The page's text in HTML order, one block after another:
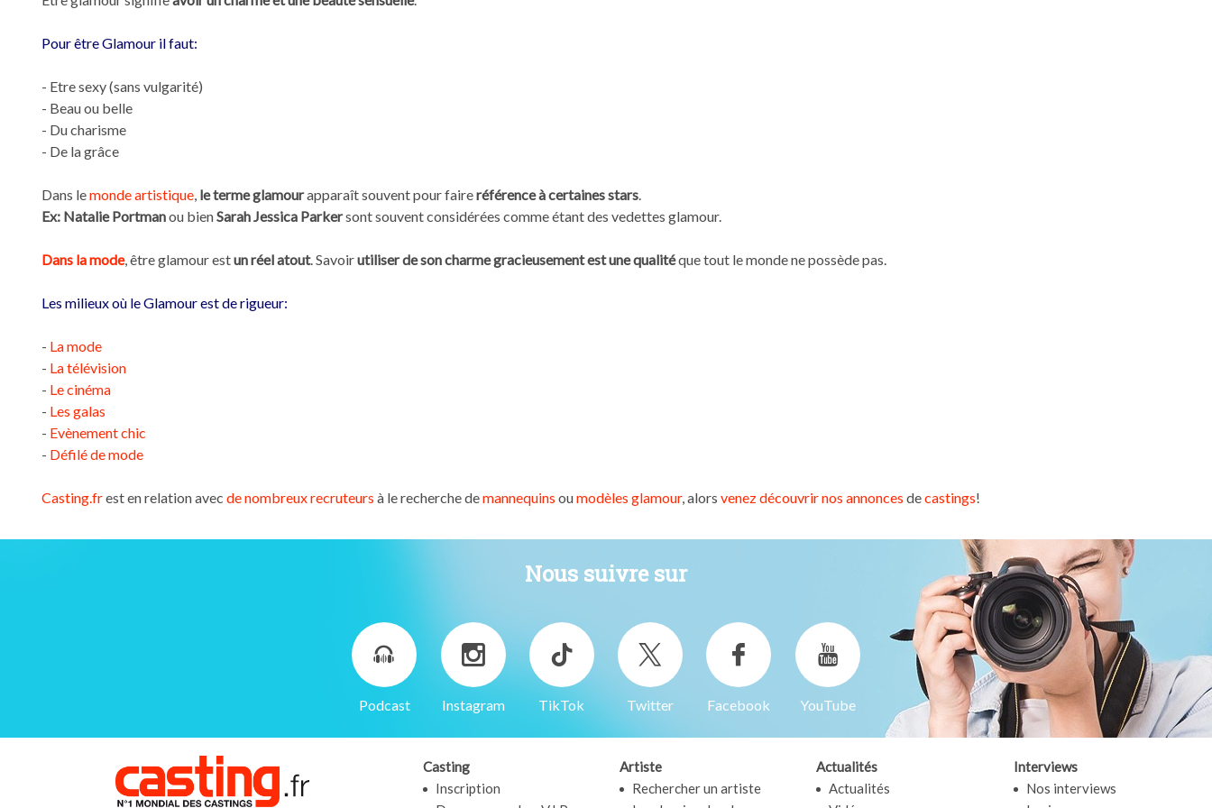
Pour être Glamour il faut:
- Etre sexy (sans vulgarité)
- Beau ou belle
- Du charisme
- De la grâce
Dans lemonde artistique, le terme glamourapparaît souvent pour faireréférence à certaines stars.
Ex: Natalie Portmanou bienSarah Jessica Parkersont souvent considérées comme étant des vedettes glamour.
Dans la mode, être glamour estun réel atout. Savoirutiliser de son charme gracieusement est une qualitéque tout le monde ne possède pas.
Les milieux où le Glamour est de rigueur:
- La mode
- La télévision
- Le cinéma
- Les galas
- Evènement chic
- Défilé de mode
Casting.frest en relation avec de nombreux recruteurs à le recherche demannequins oumodèles glamour, alors venez découvrir nos annonces decastings!
Nous suivre sur
Podcast Instagram TikTok Twitter Facebook YouTube
Casting
Inscription
Artiste
Rechercher un artiste
Actualités
Actualités
Interviews
Nos interviews
Faites-nous part de vos préférences de cookies pour chaque
À quoi servent ces cookies :